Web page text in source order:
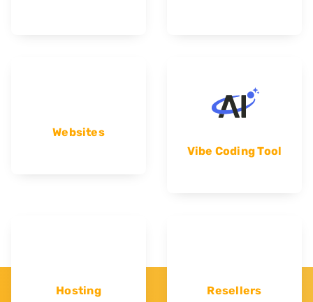
Websites
Vibe Coding Tool
Hosting Resellers